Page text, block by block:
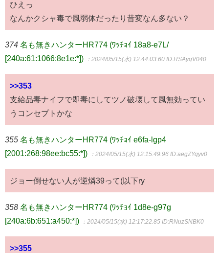
ひえっ
なんかクシャ毒で風弱体だったり昔変なん多ない？
374 名も無きハンターHR774 (ﾜｯﾁｮｲ 18a8-e7L/
[240a:61:1066:8e1e:*])
：2024/05/15(水) 12:44:03.60 ID:RSAyqV040
>>353
支給品毒ナイフで即毒にしてツノ破壊して風無効ってい
うコンセプトかな
355 名も無きハンターHR774 (ﾜｯﾁｮｲ e6fa-lgp4
[2001:268:98ee:bc55:*])
：2024/05/15(水) 12:15:49.96 ID:aegZYqyv0
ジョー倒せない人が逆燐39って(以下ry
358 名も無きハンターHR774 (ﾜｯﾁｮｲ 1d8e-g97g
[240a:6b:651:a450:*])
：2024/05/15(水) 12:17:22.85 ID:RNuzSNBK0
>>355